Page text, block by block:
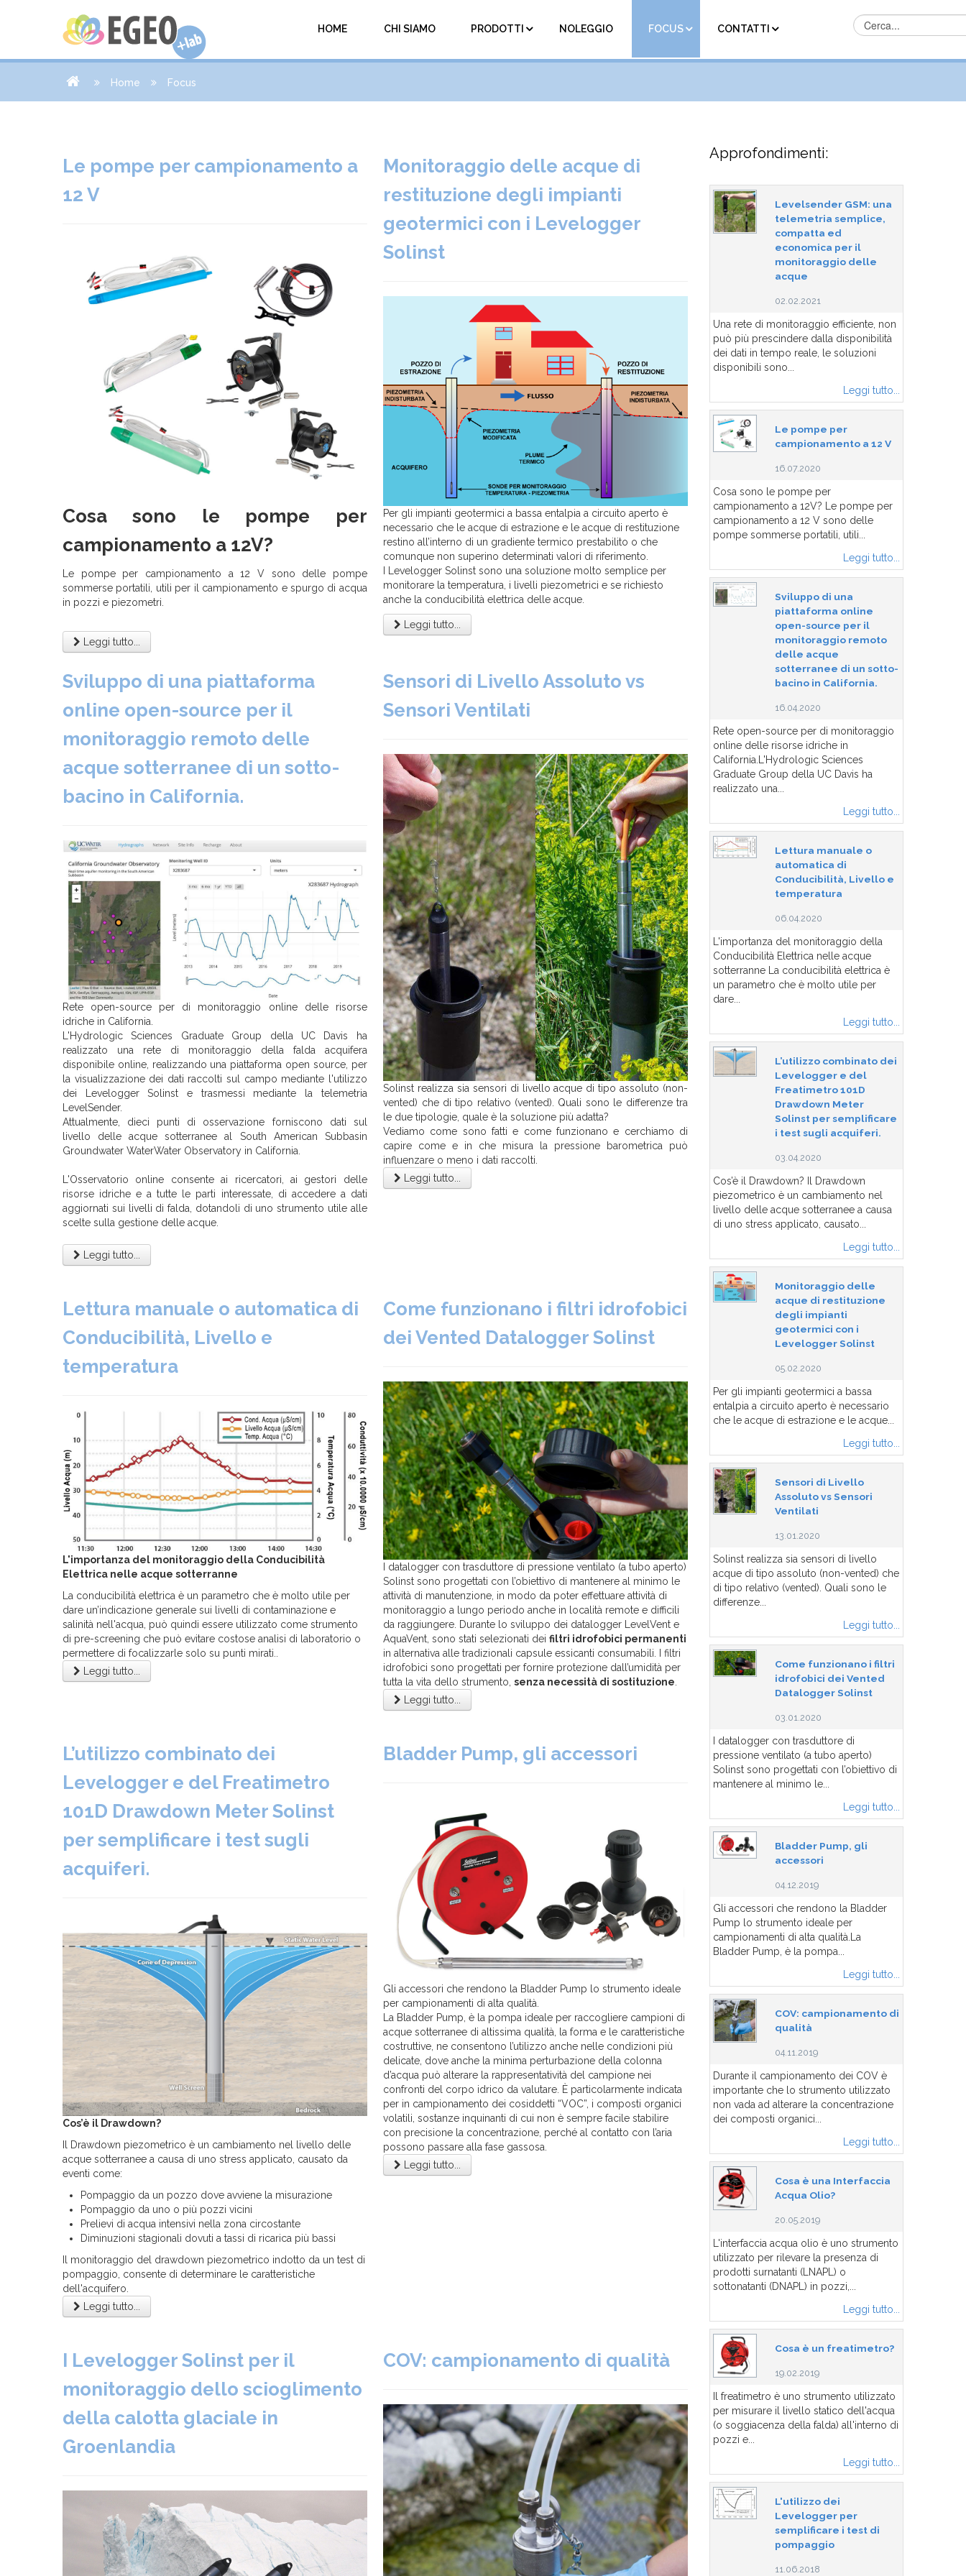
HOME CHI SIAMO PRODOTTI NOLEGGIO FOCUS CONTATTI
Home Focus
Le pompe per campionamento a
12 V
Cosa sono le pompe per
campionamento a 12V?
Le pompe per campionamento a 12 V sono delle pompe
sommerse portatili, utili per il campionamento e spurgo di acqua
in pozzi e piezometri.
Leggi tutto...
Monitoraggio delle acque di
restituzione degli impianti
geotermici con i Levelogger
Solinst
Per gli impianti geotermici a bassa entalpia a circuito aperto è
necessario che le acque di estrazione e le acque di restituzione
restino all’interno di un gradiente termico prestabilito o che
comunque non superino determinati valori di riferimento.
I Levelogger Solinst sono una soluzione molto semplice per
monitorare la temperatura, i livelli piezometrici e se richiesto
anche la conducibilità elettrica delle acque.
Leggi tutto...
Sviluppo di una piattaforma
online open-source per il
monitoraggio remoto delle
acque sotterranee di un sotto-
bacino in California.
Rete open-source per di monitoraggio online delle risorse
idriche in California.
L'Hydrologic Sciences Graduate Group della UC Davis ha
realizzato una rete di monitoraggio della falda acquifera
disponibile online, realizzando una piattaforma open source, per
la visualizzazione dei dati raccolti sul campo mediante l'utilizzo
dei Levelogger Solinst e trasmessi mediante la telemetria
LevelSender.
Attualmente, dieci punti di osservazione forniscono dati sul
livello delle acque sotterranee al South American Subbasin
Groundwater WaterWater Observatory in California.
L'Osservatorio online consente ai ricercatori, ai gestori delle
risorse idriche e a tutte le parti interessate, di accedere a dati
aggiornati sui livelli di falda, dotandoli di uno strumento utile alle
scelte sulla gestione delle acque.
Leggi tutto...
Sensori di Livello Assoluto vs
Sensori Ventilati
Solinst realizza sia sensori di livello acque di tipo assoluto (non-
vented) che di tipo relativo (vented). Quali sono le differenze tra
le due tipologie, quale è la soluzione più adatta?
Vediamo come sono fatti e come funzionano e cerchiamo di
capire come e in che misura la pressione barometrica può
influenzare o meno i dati raccolti.
Leggi tutto...
Lettura manuale o automatica di
Conducibilità, Livello e
temperatura
L'importanza del monitoraggio della Conducibilità
Elettrica nelle acque sotterranne
La conducibilità elettrica è un parametro che è molto utile per
dare un’indicazione generale sui livelli di contaminazione e
salinità nell'acqua, può quindi essere utilizzato come strumento
di pre-screening che può evitare costose analisi di laboratorio o
permettere di focalizzarle solo su punti mirati..
Leggi tutto...
Come funzionano i filtri idrofobici
dei Vented Datalogger Solinst
I datalogger con trasduttore di pressione ventilato (a tubo aperto)
Solinst sono progettati con l’obiettivo di mantenere al minimo le
attività di manutenzione, in modo da poter effettuare attività di
monitoraggio a lungo periodo anche in località remote e difficili
da raggiungere. Durante lo sviluppo dei datalogger LevelVent e
AquaVent, sono stati selezionati deifiltri idrofobici permanenti
in alternativa alle tradizionali capsule essicanti consumabili. I filtri
idrofobici sono progettati per fornire protezione dall’umidità per
tutta la vita dello strumento,senza necessità di sostituzione.
Leggi tutto...
L’utilizzo combinato dei
Levelogger e del Freatimetro
101D Drawdown Meter Solinst
per semplificare i test sugli
acquiferi.
Cos’è il Drawdown?
Il Drawdown piezometrico è un cambiamento nel livello delle
acque sotterranee a causa di uno stress applicato, causato da
eventi come:
Pompaggio da un pozzo dove avviene la misurazione
Pompaggio da uno o più pozzi vicini
Prelievi di acqua intensivi nella zona circostante
Diminuzioni stagionali dovuti a tassi di ricarica più bassi
Il monitoraggio del drawdown piezometrico indotto da un test di
pompaggio, consente di determinare le caratteristiche
dell'acquifero.
Leggi tutto...
Bladder Pump, gli accessori
Gli accessori che rendono la Bladder Pump lo strumento ideale
per campionamenti di alta qualità.
La Bladder Pump, è la pompa ideale per raccogliere campioni di
acque sotterranee di altissima qualità, la forma e le caratteristiche
costruttive, ne consentono l’utilizzo anche nelle condizioni più
delicate, dove anche la minima perturbazione della colonna
d’acqua può alterare la rappresentatività del campione nei
confronti del corpo idrico da valutare. È particolarmente indicata
per in campionamento dei cosiddetti “VOC”, i composti organici
volatili, sostanze inquinanti di cui non è sempre facile stabilire
con precisione la concentrazione, perché al contatto con l’aria
possono passare alla fase gassosa.
Leggi tutto...
I Levelogger Solinst per il
monitoraggio dello scioglimento
della calotta glaciale in
Groenlandia
COV: campionamento di qualità
Approfondimenti:
Levelsender GSM: una
telemetria semplice,
compatta ed
economica per il
monitoraggio delle
acque
02.02.2021
Una rete di monitoraggio efficiente, non
può più prescindere dalla disponibilità
dei dati in tempo reale, le soluzioni
disponibili sono...
Leggi tutto...
Le pompe per
campionamento a 12 V
16.07.2020
Cosa sono le pompe per
campionamento a 12V? Le pompe per
campionamento a 12 V sono delle
pompe sommerse portatili, utili...
Leggi tutto...
Sviluppo di una
piattaforma online
open-source per il
monitoraggio remoto
delle acque
sotterranee di un sotto-
bacino in California.
16.04.2020
Rete open-source per di monitoraggio
online delle risorse idriche in
California.L'Hydrologic Sciences
Graduate Group della UC Davis ha
realizzato una...
Leggi tutto...
Lettura manuale o
automatica di
Conducibilità, Livello e
temperatura
06.04.2020
L'importanza del monitoraggio della
Conducibilità Elettrica nelle acque
sotterranne La conducibilità elettrica è
un parametro che è molto utile per
dare...
Leggi tutto...
L’utilizzo combinato dei
Levelogger e del
Freatimetro 101D
Drawdown Meter
Solinst per semplificare
i test sugli acquiferi.
03.04.2020
Cos’è il Drawdown? Il Drawdown
piezometrico è un cambiamento nel
livello delle acque sotterranee a causa
di uno stress applicato, causato...
Leggi tutto...
Monitoraggio delle
acque di restituzione
degli impianti
geotermici con i
Levelogger Solinst
05.02.2020
Per gli impianti geotermici a bassa
entalpia a circuito aperto è necessario
che le acque di estrazione e le acque...
Leggi tutto...
Sensori di Livello
Assoluto vs Sensori
Ventilati
13.01.2020
Solinst realizza sia sensori di livello
acque di tipo assoluto (non-vented) che
di tipo relativo (vented). Quali sono le
differenze...
Leggi tutto...
Come funzionano i filtri
idrofobici dei Vented
Datalogger Solinst
03.01.2020
I datalogger con trasduttore di
pressione ventilato (a tubo aperto)
Solinst sono progettati con l’obiettivo di
mantenere al minimo le...
Leggi tutto...
Bladder Pump, gli
accessori
04.12.2019
Gli accessori che rendono la Bladder
Pump lo strumento ideale per
campionamenti di alta qualità.La
Bladder Pump, è la pompa...
Leggi tutto...
COV: campionamento di
qualità
04.11.2019
Durante il campionamento dei COV è
importante che lo strumento utilizzato
non vada ad alterare la concentrazione
dei composti organici...
Leggi tutto...
Cosa è una Interfaccia
Acqua Olio?
20.05.2019
L'interfaccia acqua olio è uno strumento
utilizzato per rilevare la presenza di
prodotti surnatanti (LNAPL) o
sottonatanti (DNAPL) in pozzi,...
Leggi tutto...
Cosa è un freatimetro?
19.02.2019
Il freatimetro è uno strumento utilizzato
per misurare il livello statico dell'acqua
(o soggiacenza della falda) all'interno di
pozzi e...
Leggi tutto...
L'utilizzo dei
Levelogger per
semplificare i test di
pompaggio
11.06.2018